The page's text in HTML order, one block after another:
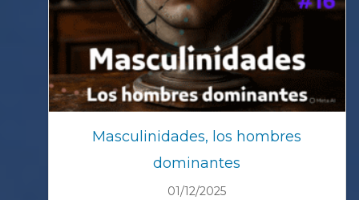
Masculinidades, los hombres
dominantes
01/12/2025